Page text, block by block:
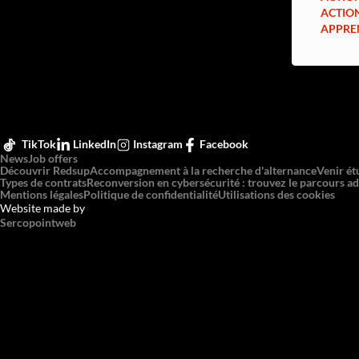
TikTok LinkedIn Instagram
Facebook
NewsJob offers
Découvrir RedsupAccompagnement à la recherche d'alternanceVenir
Types de contratsReconversion en cybersécurité : trouvez le parcours
Mentions légalesPolitique de confidentialitéUtilisations des cookies
Website made by
Sercopointweb